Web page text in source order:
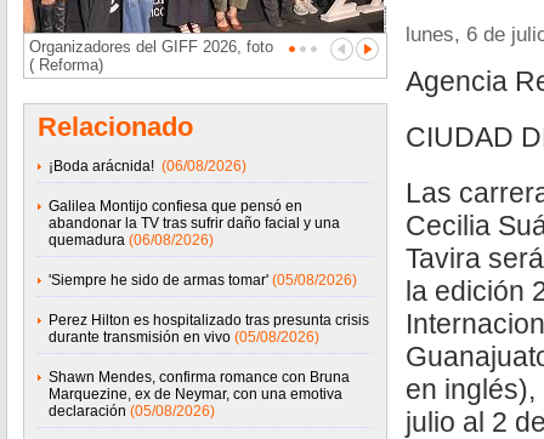
Organizadores del GIFF 2026, foto
( Reforma)
Relacionado
¡Boda arácnida! (06/08/2026)
Galilea Montijo confiesa que pensó en
abandonar la TV tras sufrir daño facial y una
quemadura (06/08/2026)
'Siempre he sido de armas tomar' (05/08/2026)
Perez Hilton es hospitalizado tras presunta crisis
durante transmisión en vivo (05/08/2026)
Shawn Mendes, confirma romance con Bruna
Marquezine, ex de Neymar, con una emotiva
declaración (05/08/2026)
lunes, 6 de
Agencia
CIUDAD
Las
Cecilia
Tavira
la edición
en
julio al 2